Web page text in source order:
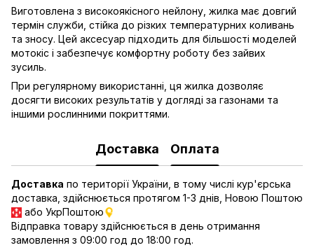
Виготовлена з високоякісного нейлону, жилка має довгий
термін служби, стійка до різких температурних коливань
та зносу. Цей аксесуар підходить для більшості моделей
мотокіс і забезпечує комфортну роботу без зайвих
зусиль.
При регулярному використанні, ця жилка дозволяє
досягти високих результатів у догляді за газонами та
іншими рослинними покриттями.
Доставка Оплата
Доставка по території України, в тому числі кур'єрська
доставка, здійснюється протягом 1-3 днів, Новою Поштою
або УкрПоштою
Відправка товару здійснюється в день отримання
замовлення з 09:00 год до 18:00 год.